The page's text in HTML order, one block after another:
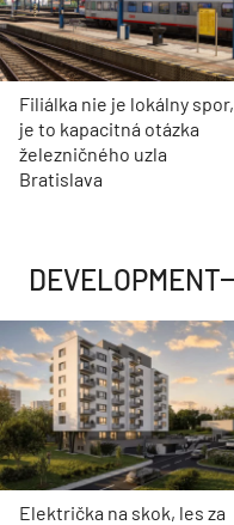
Filiálka nie je lokálny spor,
je to kapacitná otázka
železničného uzla
Bratislava
DEVELOPMENT
Električka na skok, les za